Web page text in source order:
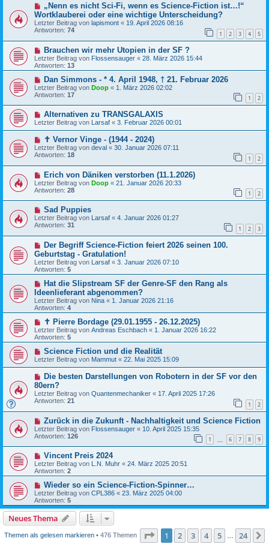
„Nenn es nicht Sci-Fi, wenn es Science-Fiction ist…!“
Wortklauberei oder eine wichtige Unterscheidung?
Letzter Beitrag von lapismont « 19. April 2026 08:16
Antworten: 74 1 2 3 4 5
Brauchen wir mehr Utopien in der SF ?
Letzter Beitrag von Flossensauger « 28. März 2026 15:44
Antworten: 13
Dan Simmons - * 4. April 1948, † 21. Februar 2026
Letzter Beitrag von Doop « 1. März 2026 02:02
Antworten: 17 1 2
Alternativen zu TRANSGALAXIS
Letzter Beitrag von Larsaf « 3. Februar 2026 00:01
✝ Vernor Vinge - (1944 - 2024)
Letzter Beitrag von deval « 30. Januar 2026 07:11
Antworten: 18 1 2
Erich von Däniken verstorben (11.1.2026)
Letzter Beitrag von Doop « 21. Januar 2026 20:33
Antworten: 28 1 2
Sad Puppies
Letzter Beitrag von Larsaf « 4. Januar 2026 01:27
Antworten: 31 1 2 3
Der Begriff Science-Fiction feiert 2026 seinen 100.
Geburtstag - Gratulation!
Letzter Beitrag von Larsaf « 3. Januar 2026 07:10
Antworten: 5
Hat die Slipstream SF der Genre-SF den Rang als
Ideenlieferant abgenommen?
Letzter Beitrag von Nina « 1. Januar 2026 21:16
Antworten: 4
✝ Pierre Bordage (29.01.1955 - 26.12.2025)
Letzter Beitrag von Andreas Eschbach « 1. Januar 2026 16:22
Antworten: 5
Science Fiction und die Realität
Letzter Beitrag von Mammut « 22. Mai 2025 15:09
Die besten Darstellungen von Robotern in der SF vor den
80ern?
Letzter Beitrag von Quantenmechaniker « 17. April 2025 17:26
Antworten: 21 1 2
Zurück in die Zukunft - Nachhaltigkeit und Science Fiction
Letzter Beitrag von Flossensauger « 10. April 2025 15:35
Antworten: 126 1 6 7 8 9
Vincent Preis 2024
Letzter Beitrag von L.N. Muhr « 24. März 2025 20:51
Antworten: 2
Wieder so ein Science-Fiction-Spinner…
Letzter Beitrag von CPL386 « 23. März 2025 04:00
Antworten: 5
Neues Thema
Themen als gelesen markieren • 476 Themen Seite 1von 24
1 2 3 4 5 … 24